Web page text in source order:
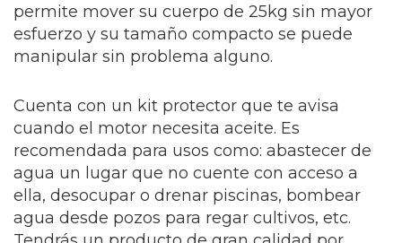
permite mover su cuerpo de 25kg sin mayor
esfuerzo y su tamaño compacto se puede
manipular sin problema alguno.
Cuenta con un kit protector que te avisa
cuando el motor necesita aceite. Es
recomendada para usos como: abastecer de
agua un lugar que no cuente con acceso a
ella, desocupar o drenar piscinas, bombear
agua desde pozos para regar cultivos, etc.